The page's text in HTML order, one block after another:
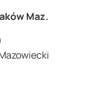
Maz.